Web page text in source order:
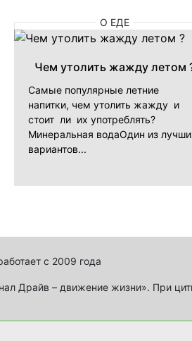
О ЕДЕ
Чем утолить жажду летом
Самые популярные летние
напитки, чем утолить жажду и
стоит ли их употреблять?
Минеральная водаОдин из
вариантов...
с 2009 года
Драйв – движение жизни». При